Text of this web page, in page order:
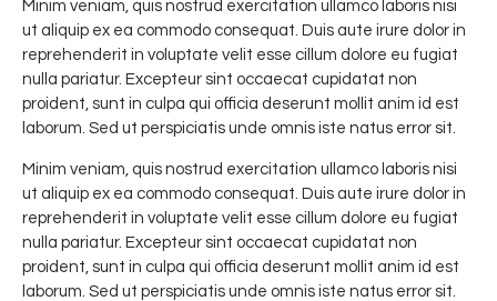
Minim veniam, quis nostrud exercitation ullamco laboris nisi
ut aliquip ex ea commodo consequat. Duis aute irure dolor in
reprehenderit in voluptate velit esse cillum dolore eu fugiat
nulla pariatur. Excepteur sint occaecat cupidatat non
proident, sunt in culpa qui officia deserunt mollit anim id est
laborum. Sed ut perspiciatis unde omnis iste natus error sit.
Minim veniam, quis nostrud exercitation ullamco laboris nisi
ut aliquip ex ea commodo consequat. Duis aute irure dolor in
reprehenderit in voluptate velit esse cillum dolore eu fugiat
nulla pariatur. Excepteur sint occaecat cupidatat non
proident, sunt in culpa qui officia deserunt mollit anim id est
laborum. Sed ut perspiciatis unde omnis iste natus error sit.